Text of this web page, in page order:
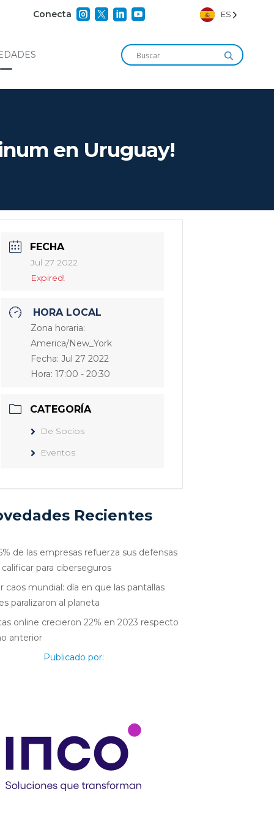
Conecta     ES
en Uruguay!
FECHA
Jul 27 2022
Expired!
HORA LOCAL
Zona horaria:
America/New_York
Fecha:Jul 27 2022
Hora:17:00 - 20:30
CATEGORÍA
De Socios
Eventos
Recientes
de las empresas refuerza sus defensas
calificar para ciberseguros
caos mundial: día en que las pantallas
paralizaron al planeta
online crecieron 22% en 2023 respecto
anterior
Publicado por: